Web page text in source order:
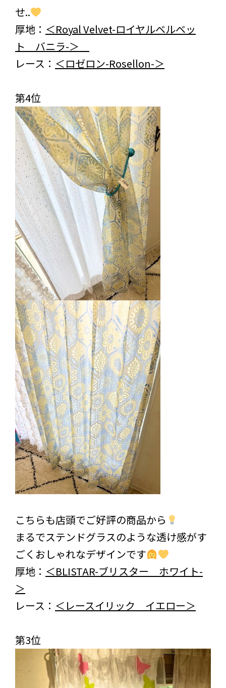
せ..
厚地： ＜Royal Velvet-ロイヤルベルベッ
ト バニラ-＞
レース： ＜ロゼロン-Rosellon-＞
第4位
こちらも店頭でご好評の商品から
まるでステンドグラスのような透け感がす
ごくおしゃれなデザインです
厚地： ＜BLISTAR-ブリスター ホワイト-
＞
レース： ＜レースイリック イエロー＞
第3位